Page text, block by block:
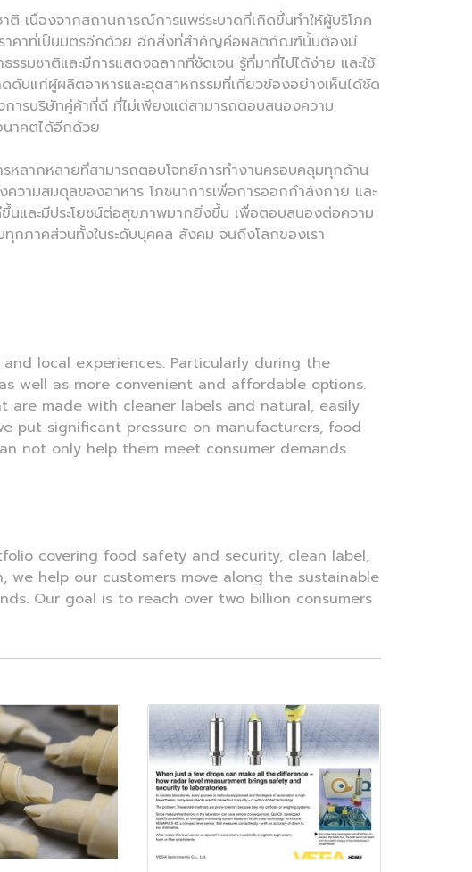
เนื่องจากสถานการณ์การแพร่ระบาดที่เกิดขึ้นทำให้ผู้บริโภค
ราคาที่เป็นมิตรอีกด้วย อีกสิ่งที่สำคัญคือผลิตภัณฑ์นั้นต้องมี
มชาติและมีการแสดงฉลากที่ชัดเจน รู้ที่มาที่ไปได้ง่าย และใช้
นแก่ผู้ผลิตอาหารและอุตสาหกรรมที่เกี่ยวข้องอย่างเห็นได้ชัด
ารบริษัทคู่ค้าที่ดี ที่ไม่เพียงแต่สามารถตอบสนองความ
าคตได้อีกด้วย
ลากหลายที่สามารถตอบโจทย์การทำงานครอบคลุมทุกด้าน
ความสมดุลของอาหาร โภชนาการเพื่อการออกกำลังกาย และ
นและมีประโยชน์ต่อสุขภาพมากยิ่งขึ้น เพื่อตอบสนองต่อความ
กภาคส่วนทั้งในระดับบุคคล สังคม จนถึงโลกของเรา
local experiences. Particularly during the
well as more convenient and affordable options.
made with cleaner labels and natural, easily
put significant pressure on manufacturers, food
not only help them meet consumer demands
covering food safety and security, clean label,
help our customers move along the sustainable
Our goal is to reach over two billion consumers